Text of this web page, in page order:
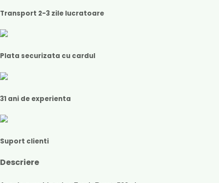
Transport 2-3 zile lucratoare
Plata securizata cu cardul
31 ani de experienta
Suport clienti
Descriere